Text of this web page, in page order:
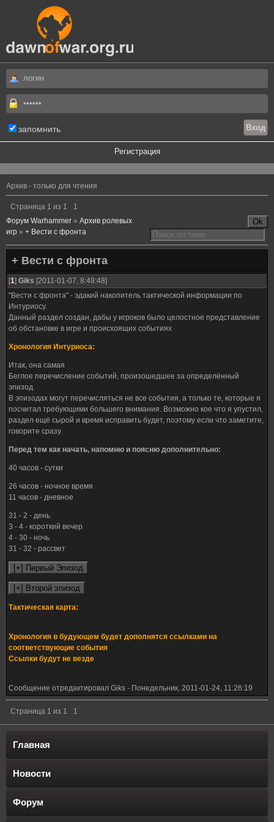
запомнить
Регистрация
.
Архив - только для чтения
Страница 1 из 1
1
Форум Warhammer » Архив ролевых
игр » + Вести с фронта
+ Вести с фронта
[1] Giks [2011-01-07, 8:49:48]
"Вести с фронта" - эдакий накопитель тактической информации по
Интуриосу.
Данный раздел создан, дабы у игроков было целостное представление
об обстановке в игре и происхоящих событиях
Хронология Интуриоса:
Итак, она самая
Беглое перечисление событий, произошедшее за определённый
эпизод.
В эпизодах могут перечисляться не все события, а только те, которые я
посчитал требующими большего внимания. Возможно кое что я упустил,
раздел ещё сырой и время исправить будет, поэтому если что заметите,
говорите сразу.
Перед тем как начать, напомню и поясню дополнительно:
40 часов - сутки
26 часов - ночное время
11 часов - дневное
31 - 2 - день
3 - 4 - короткий вечер
4 - 30 - ночь
31 - 32 - рассвет
Тактическая карта:
Хронология в будующем будет дополнятся ссылками на
соответствующие события
Ссылки будут не везде
Сообщение отредактировал Giks - Понедельник, 2011-01-24, 11:26:19
Страница 1 из 1 1
Главная
Новости
Форум